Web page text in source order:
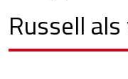
Russell